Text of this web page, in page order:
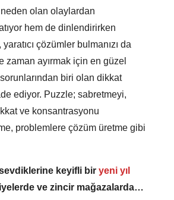
olan olaylardan
hem de dinlendirirken
çözümler bulmanızı da
zaman ayırmak için en güzel
biri olan dikkat
ediyor. Puzzle; sabretmeyi,
ve konsantrasyonu
problemlere çözüm üretme gibi
keyifli bir yeni yıl
ve zincir mağazalarda…